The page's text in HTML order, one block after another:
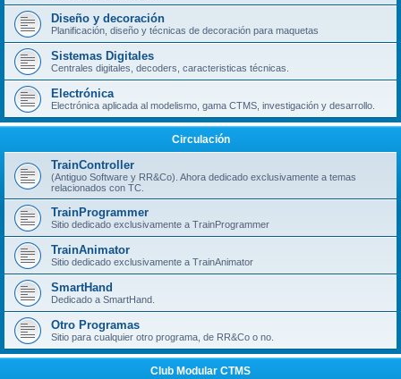
Diseño y decoración
Planificación, diseño y técnicas de decoración para maquetas
Sistemas Digitales
Centrales digitales, decoders, caracteristicas técnicas.
Electrónica
Electrónica aplicada al modelismo, gama CTMS, investigación y desarrollo.
Circulación
TrainController
(Antiguo Software y RR&Co). Ahora dedicado exclusivamente a temas
relacionados con TC.
TrainProgrammer
Sitio dedicado exclusivamente a TrainProgrammer
TrainAnimator
Sitio dedicado exclusivamente a TrainAnimator
SmartHand
Dedicado a SmartHand.
Otro Programas
Sitio para cualquier otro programa, de RR&Co o no.
Club Modular CTMS